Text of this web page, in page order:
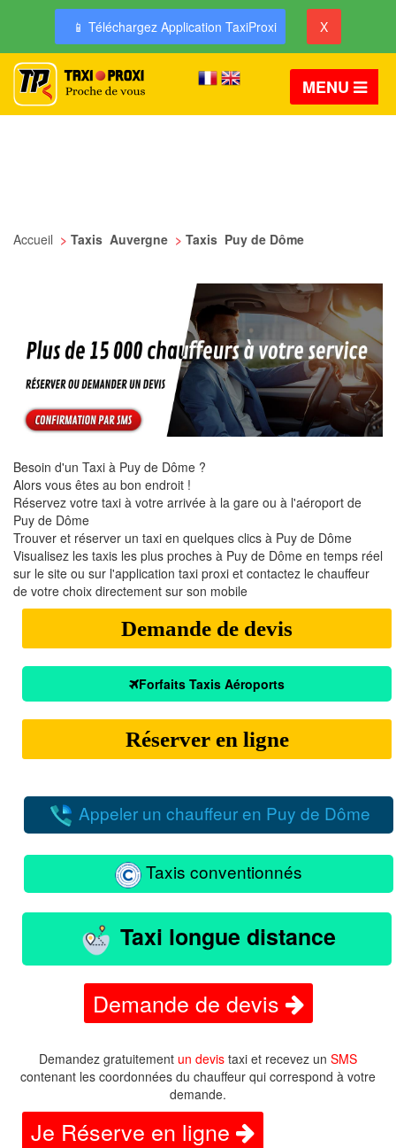
📱 Téléchargez Application TaxiProxi X
MENU
Accueil > Taxis Auvergne > Taxis Puy de Dôme
Besoin d'un Taxi à Puy de Dôme ?
Alors vous êtes au bon endroit !
Réservez votre taxi à votre arrivée à la gare ou à l'aéroport de
Puy de Dôme
Trouver et réserver un taxi en quelques clics à Puy de Dôme
Visualisez les taxis les plus proches à Puy de Dôme en temps réel
sur le site ou sur l'application taxi proxi et contactez le chauffeur
de votre choix directement sur son mobile
Demande de devis
Forfaits Taxis Aéroports
Réserver en ligne
Appeler un chauffeur en Puy de Dôme
Taxis conventionnés
Taxi longue distance
Demande de devis
Demandez gratuitement un devis taxi et recevez un SMS
contenant les coordonnées du chauffeur qui correspond à votre
demande.
Je Réserve en ligne